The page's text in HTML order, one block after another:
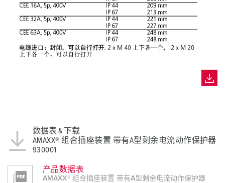
数据表 & 下载
AMAXX® 组合插座装置 带有A型剩余电流动作保护器
930001
产品数据表
AMAXX® 组合插座装置 带有A型剩余电流动作保护器